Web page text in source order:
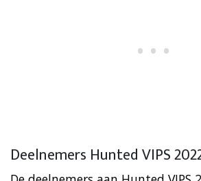
Deelnemers Hunted VIPS